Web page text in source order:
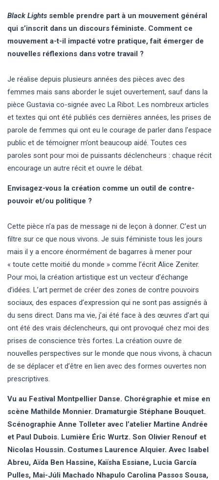
Black Lights semble prendre part à un mouvement général
qui s’inscrit dans un discours féministe. Comment ce
mouvement a-t-il impacté votre pratique, fait émerger de
nouvelles réflexions dans votre travail ?
Je réalise depuis plusieurs années des pièces avec des
femmes mais sans aborder le sujet ouvertement, sauf dans la
pièce Gustavia co-signée avec La Ribot. Les nombreux articles
et textes qui ont été publiés ces dernières années, les prises de
parole de femmes qui ont eu le courage de parler dans l’espace
public et de témoigner m’ont beaucoup aidé. Toutes ces
paroles sont pour moi de puissants déclencheurs : chaque récit
encourage un autre récit et ouvre le débat.
Envisagez-vous la création comme un outil de contre-
pouvoir et/ou politique ?
Cette pièce n’a pas de message ni de leçon à donner. C’est un
filtre sur ce que nous vivons. Je suis féministe tous les jours
mais il y a encore énormément de bagarres à mener pour
« toute cette moitié du monde » comme l’écrit Alice Zeniter.
Pour moi, la création artistique est un vecteur d’échange
d’idées. L’art permet de créer des zones de contre pouvoirs
sociaux, des espaces d’expression qui ne sont pas assignés à
du sens direct. Dans ma vie, j’ai été face à des œuvres d’art qui
ont été des vrais déclencheurs, qui ont provoqué chez moi des
prises de conscience très fortes. La création ouvre de
nouvelles perspectives sur le monde que nous vivons, à chacun
de se déplacer et d’être en lien avec des formes ouvertes non
prescriptives.
Vu au Festival Montpellier Danse. Chorégraphie et mise en
scène Mathilde Monnier. Dramaturgie Stéphane Bouquet.
Scénographie Anne Tolleter avec l’atelier Martine Andrée
et Paul Dubois. Lumière Éric Wurtz. Son Olivier Renouf et
Nicolas Houssin. Costumes Laurence Alquier. Avec Isabel
Abreu, Aïda Ben Hassine, Kaïsha Essiane, Lucia García
Pulles, Mai-Júli Machado Nhapulo Carolina Passos Sousa,